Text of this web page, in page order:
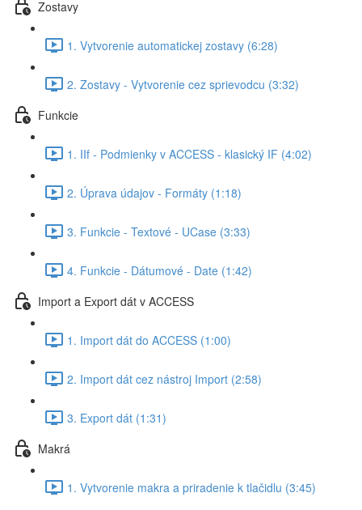
Zostavy
1. Vytvorenie automatickej zostavy (6:28)
2. Zostavy - Vytvorenie cez sprievodcu (3:32)
Funkcie
1. IIf - Podmienky v ACCESS - klasický IF (4:02)
2. Úprava údajov - Formáty (1:18)
3. Funkcie - Textové - UCase (3:33)
4. Funkcie - Dátumové - Date (1:42)
Import a Export dát v ACCESS
1. Import dát do ACCESS (1:00)
2. Import dát cez nástroj Import (2:58)
3. Export dát (1:31)
Makrá
1. Vytvorenie makra a priradenie k tlačidlu (3:45)